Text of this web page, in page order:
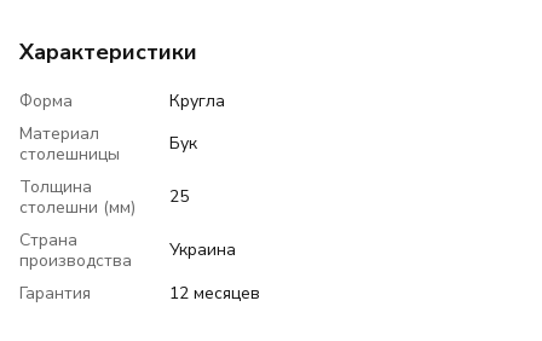
Характеристики
Форма
Кругла
Материал
столешницы
Бук
Толщина
столешни (мм)
25
Страна
производства
Украина
Гарантия
12 месяцев